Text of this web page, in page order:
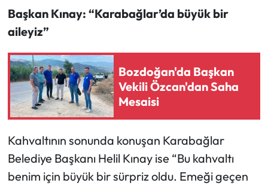
Başkan Kınay: “Karabağlar’da büyük bir
aileyiz”
Bozdoğan'da Başkan
Vekili Özcan'dan Saha
Mesaisi
Kahvaltının sonunda konuşan Karabağlar
Belediye Başkanı Helil Kınay ise “Bu kahvaltı
benim için büyük bir sürpriz oldu. Emeği geçen